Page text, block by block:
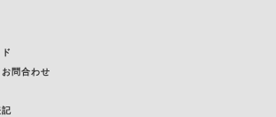
問合わせ
記